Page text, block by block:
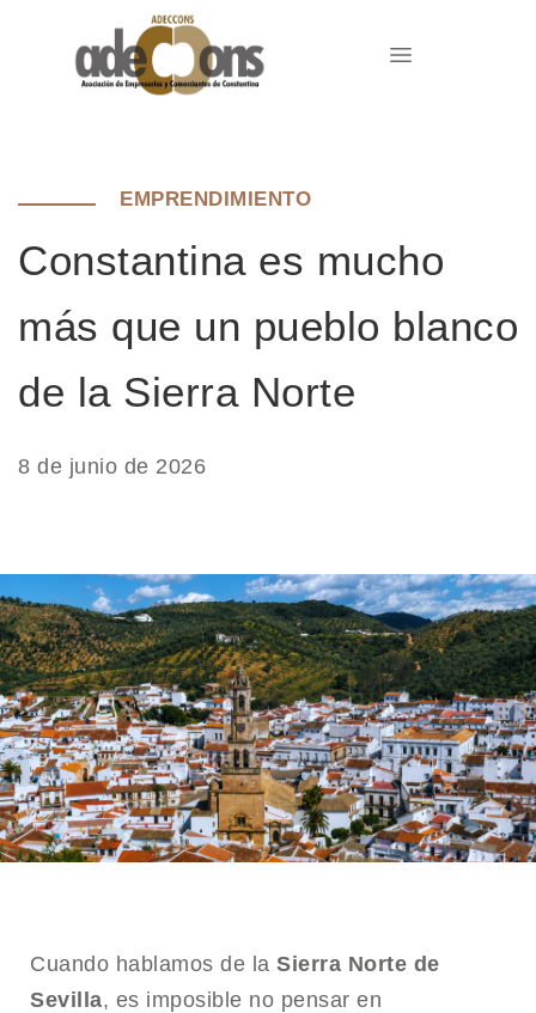
EMPRENDIMIENTO
Constantina es mucho
más que un pueblo blanco
de la Sierra Norte
8 de junio de 2026
Cuando hablamos de la Sierra Norte de
Sevilla, es imposible no pensar en